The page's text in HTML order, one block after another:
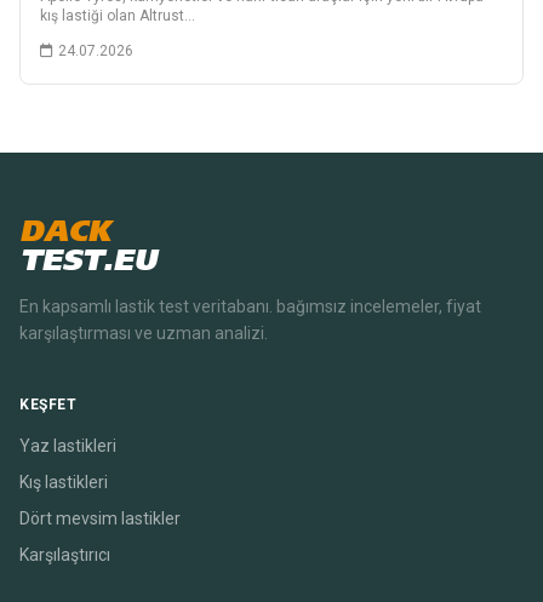
kış lastiği olan Altrust…
24.07.2026
DACK
TEST.EU
En kapsamlı lastik test veritabanı. bağımsız incelemeler, fiyat
karşılaştırması ve uzman analizi.
KEŞFET
Yaz lastikleri
Kış lastikleri
Dört mevsim lastikler
Karşılaştırıcı